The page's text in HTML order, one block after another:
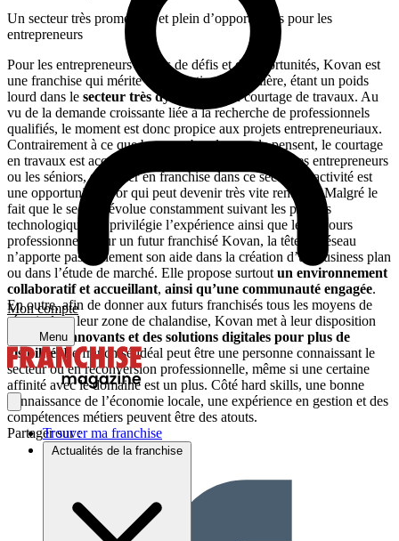
Mon compte
Menu
Trouver ma franchise
Actualités de la franchise
Un secteur très prometteur et plein d’opportunités pour les
entrepreneurs
Pour les entrepreneurs avides de défis et d’opportunités, Kovan est
une franchise qui mérite une attention particulière, étant un poids
lourd dans le secteur très dynamique
du courtage de travaux. Au
vu de la demande croissante liée à la recherche de professionnels
qualifiés, le moment est donc propice aux projets entrepreneuriaux.
Contrairement à ce que bon nombre de gens le pensent, le courtage
en travaux est accessible à tous. Que ce soit les jeunes entrepreneurs
ou les séniors, se lancer en franchise dans ce secteur d’activité est
une opportunité en or qui peut devenir très vite rentable. Malgré le
fait que le secteur évolue constamment suivant les progrès
technologiques, il privilégie l’expérience ainsi que le parcours
professionnel. Pour un futur franchisé Kovan, la tête de réseau
n’apporte pas seulement son aide dans la création d’un business plan
ou dans l’étude de marché. Elle propose surtout un environnement
collaboratif et accueillant, ainsi qu’une communauté engagée.
En outre, afin de donner aux futurs franchisés tous les moyens de
réussir dans leur zone de chalandise, Kovan met à leur disposition
des outils innovants et des solutions digitales pour plus de
visibilité . Le franchisé idéal peut être une personne connaissant le
secteur ou en reconversion professionnelle, même si une certaine
affinité avec le domaine est un plus. Côté hard skills, une bonne
connaissance de l’économie locale, une expérience en gestion et des
compétences métiers peuvent être des atouts.
Partager sur :